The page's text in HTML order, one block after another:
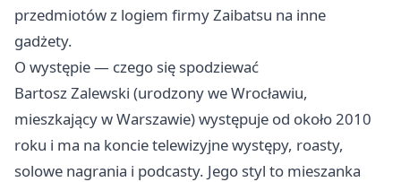
przedmiotów z logiem firmy Zaibatsu na inne
gadżety.
O występie — czego się spodziewać
Bartosz Zalewski (urodzony we Wrocławiu,
mieszkający w Warszawie) występuje od około 2010
roku i ma na koncie telewizyjne występy, roasty,
solowe nagrania i podcasty. Jego styl to mieszanka